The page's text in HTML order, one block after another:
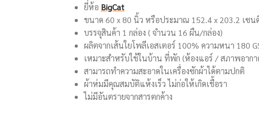
ยี่ห้อ BigCat
ขนาด 60 x 80 นิ้ว หรือประมาณ 152.4 x 203.2 เซน
บรรจุสินค้า 1 กล่อง ( จำนวน 16 ผืน/กล่อง)
ผลิตจากเส้นใยโพลีเอสเตอร์ 100% ความหนา 180
เหมาะสำหรับใช้ในบ้าน ที่พัก (ห้องแอร์ / สภาพอาก
สามารถทำความสะอาดในเครื่องซักผ้าได้ตามปกติ
ผ้าห่มมีคุณสมบัติแห้งเร็ว ไม่ก่อให้เกิดเชื้อรา
ไม่มีอันตรายจากสารตกค้าง